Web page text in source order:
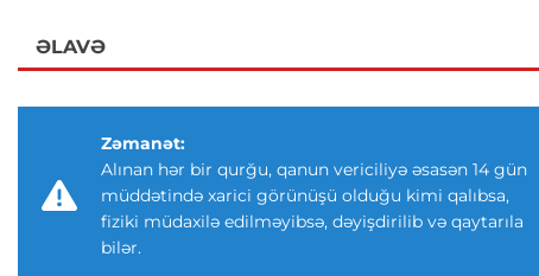
ƏLAVƏ
Zəmanət:
Alınan hər bir qurğu, qanun vericiliyə əsasən 14 gün
müddətində xarici görünüşü olduğu kimi qalıbsa,
fiziki müdaxilə edilməyibsə, dəyişdirilib və qaytarıla
bilər.